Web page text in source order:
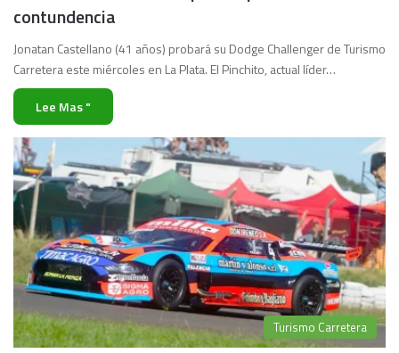
contundencia
Jonatan Castellano (41 años) probará su Dodge Challenger de Turismo
Carretera este miércoles en La Plata. El Pinchito, actual líder…
Lee Mas "
Turismo Carretera